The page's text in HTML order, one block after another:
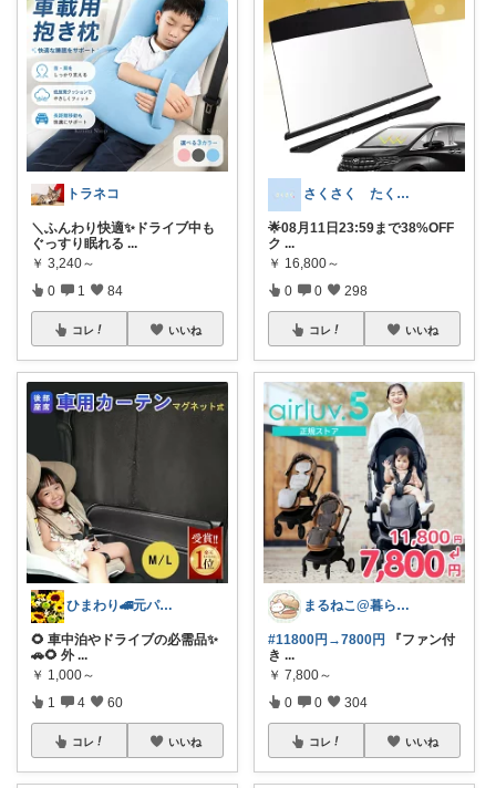
トラネコ
＼ふんわり快適✨ドライブ中も
ぐっすり眠れる ...
￥ 3,240～
0 1 84
コレ いいね
ひまわり🚄元パーサー2児ママ
🌻 車中泊やドライブの必需品✨
🚗🌻 外 ...
￥ 1,000～
1 4 60
コレ いいね
さくさく たくさんの訪問感謝です🙇
🌟08月11日23:59まで38%OFF
ク ...
￥ 16,800～
0 0 298
コレ いいね
まるねこ@暮らしと子育て🐈️🌸
#11800円→7800円 『ファン付
き ...
￥ 7,800～
0 0 304
コレ いいね